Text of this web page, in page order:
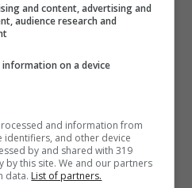
and content, advertising and
audience research and
on a device
and information from
identifiers, and other device
by and shared with 319
by this site. We and our partners
data. List of partners.